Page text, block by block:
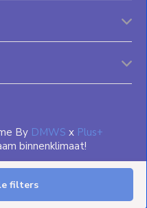
filters
By DMWS x Plus+
binnenklimaat!